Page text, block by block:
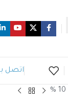
اتصل